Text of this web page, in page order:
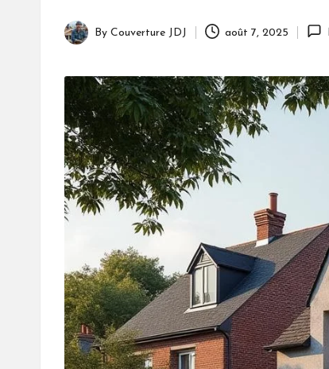
Posted
By Couverture JDJ août 7, 2025